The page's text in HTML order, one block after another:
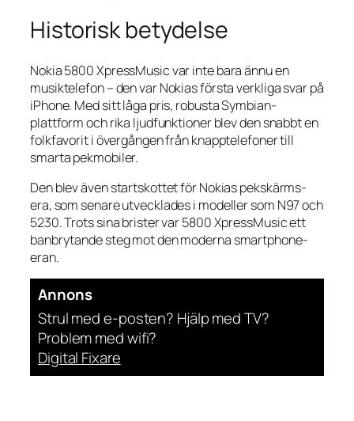
Historisk betydelse
Nokia 5800 XpressMusic var inte bara ännu en
musiktelefon – den var Nokias första verkliga svar på
iPhone. Med sitt låga pris, robusta Symbian-
plattform och rika ljudfunktioner blev den snabbt en
folkfavorit i övergången från knapptelefoner till
smarta pekmobiler.
Den blev även startskottet för Nokias pekskärms-
era, som senare utvecklades i modeller som N97 och
5230. Trots sina brister var 5800 XpressMusic ett
banbrytande steg mot den moderna smartphone-
eran.
Annons
Strul med e-posten? Hjälp med TV?
Problem med wifi?
Digital Fixare